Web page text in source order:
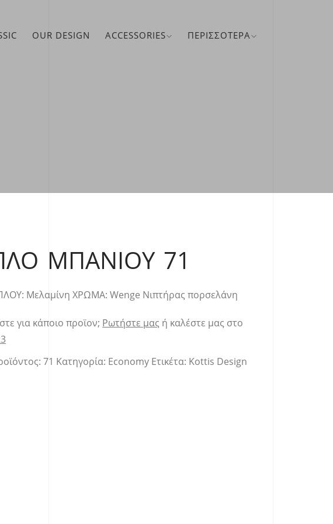
OUR DESIGN ACCESSORIES ΠΕΡΙΣΣΌΤΕΡΑ
ΜΠΆΝΙΟΥ 71
Μελαμίνη ΧΡΩΜΑ: Wenge Νιπτήρας πορσελάνη
για κάποιο προϊον; Ρωτήστε μας ή καλέστε μας στο
71 Κατηγορία: Economy Ετικέτα: Kottis Design